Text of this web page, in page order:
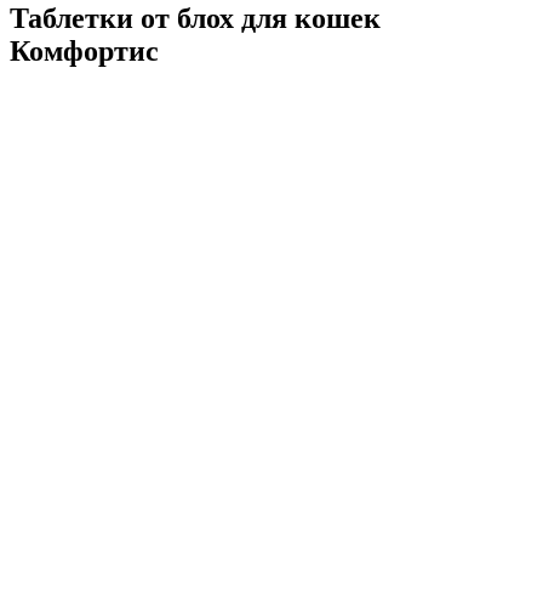
Таблетки от блох для кошек
Комфортис